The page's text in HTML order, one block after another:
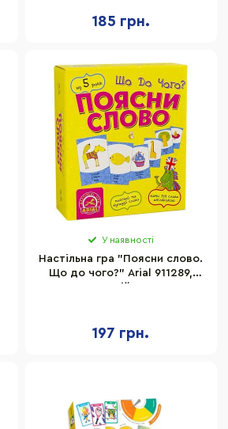
185 грн.
У наявності
Настільна гра "Поясни слово.
Що до чого?" Arial 911289,
197 грн.